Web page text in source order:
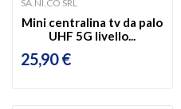
SA.NI.CO SRL
Mini centralina tv da palo
UHF 5G livello...
25,90 €